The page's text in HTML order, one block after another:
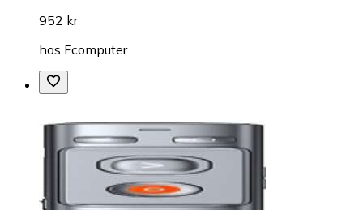
952 kr
hos Fcomputer